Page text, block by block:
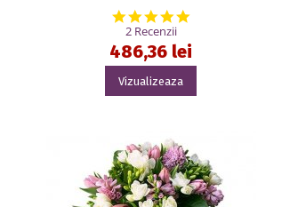
5.0 star rating
2 Recenzii
486,36 lei
Vizualizeaza